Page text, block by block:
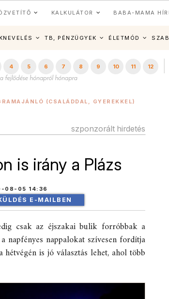
KALKULÁTOR BABA-MAMA
TB, PÉNZÜGYEK ÉLETMÓD
4 5 6 7 8 9 10 11 12
(CSALÁDDAL, GYEREKKEL)
szponzorált hirdetés
is irány a Plázs
08-05 14:36
E-MAILBEN
csak az éjszakai bulik forróbbak a
napfényes nappalokat szívesen fordítja
is jó választás lehet, ahol több